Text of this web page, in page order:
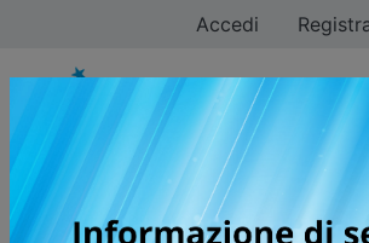
Accedi
Riichiro Inagaki